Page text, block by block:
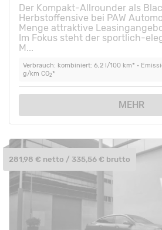
Der Kompakt-Allrounder als
Herbstoffensive bei PAW
Menge attraktive
Im Fokus steht der sportlich-
M...
Verbrauch: kombiniert: 6,2 l/100 km* •
g/km CO2*
MEHR
281,98 € netto / 335,56 € brutto